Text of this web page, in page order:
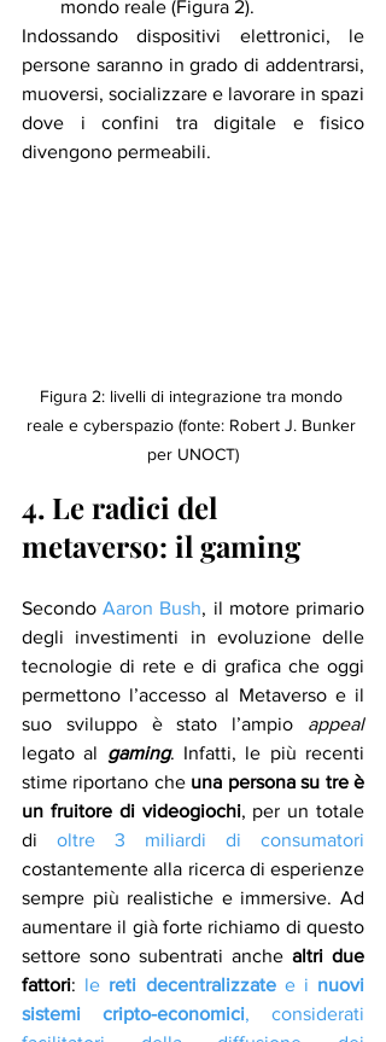
mondo reale (Figura 2).
Indossando dispositivi elettronici, le
persone saranno in grado di addentrarsi,
muoversi, socializzare e lavorare in spazi
dove i confini tra digitale e fisico
divengono permeabili.
Figura 2: livelli di integrazione tra mondo
reale e cyberspazio (fonte: Robert J. Bunker
per UNOCT)
4. Le radici del
metaverso: il gaming
Secondo Aaron Bush, il motore primario
degli investimenti in evoluzione delle
tecnologie di rete e di grafica che oggi
permettono l’accesso al Metaverso e il
suo sviluppo è stato l’ampio appeal
legato al gaming. Infatti, le più recenti
stime riportano che una persona su tre è
un fruitore di videogiochi, per un totale
di oltre 3 miliardi di consumatori
costantemente alla ricerca di esperienze
sempre più realistiche e immersive. Ad
aumentare il già forte richiamo di questo
settore sono subentrati anche altri due
fattori: le reti decentralizzate e i nuovi
sistemi cripto-economici, considerati